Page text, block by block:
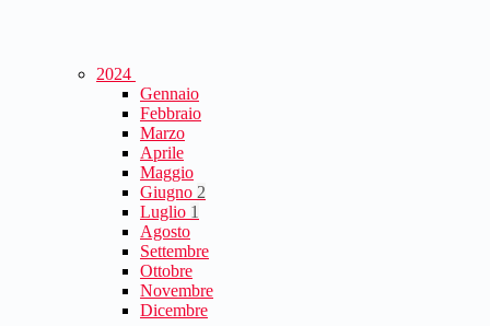
2024
Gennaio
Febbraio
Marzo
Aprile
Maggio
Giugno 2
Luglio 1
Agosto
Settembre
Ottobre
Novembre
Dicembre